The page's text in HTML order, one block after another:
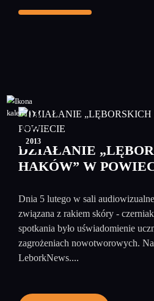
01
marzec
2013
DZIAŁANIE
HAKÓW” W
Dnia 5 lutego w sali
związana z rakiem skóry -
spotkania było uświadomienie
zagrożeniach nowotworowych.
LeborkNews....